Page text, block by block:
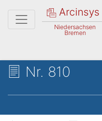
Arcinsys
Niedersachsen
Bremen
Nr. 810